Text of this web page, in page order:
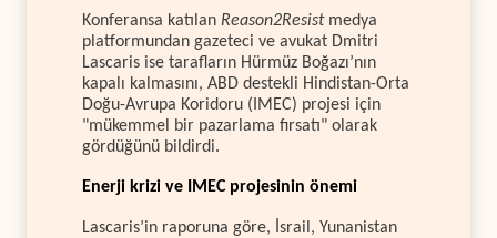
Konferansa katılan Reason2Resistmedya
platformundan gazeteci ve avukat Dmitri
Lascaris ise tarafların Hürmüz Boğazı’nın
kapalı kalmasını, ABD destekli Hindistan-Orta
Doğu-Avrupa Koridoru (IMEC) projesi için
"mükemmel bir pazarlama fırsatı" olarak
gördüğünü bildirdi.
Enerji krizi ve IMEC projesinin önemi
Lascaris’in raporuna göre, İsrail, Yunanistan